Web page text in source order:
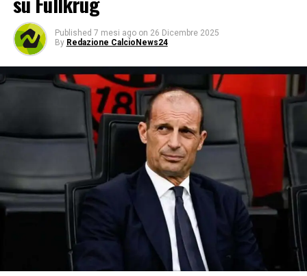
Published 7 mesi ago on 26 Dicembre 2025
By Redazione CalcioNews24